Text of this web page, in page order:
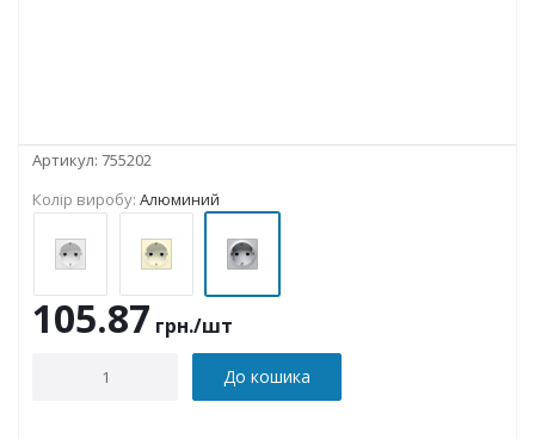
Артикул: 755202
Колір виробу: Алюминий
105.87 грн./шт
До кошика